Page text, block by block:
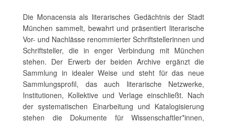
Die Monacensia als literarisches Gedächtnis der Stadt
München sammelt, bewahrt und präsentiert literarische
Vor- und Nachlässe renommierter Schriftstellerinnen und
Schriftsteller, die in enger Verbindung mit München
stehen. Der Erwerb der beiden Archive ergänzt die
Sammlung in idealer Weise und steht für das neue
Sammlungsprofil, das auch literarische Netzwerke,
Institutionen, Kollektive und Verlage einschließt. Nach
der systematischen Einarbeitung und Katalogisierung
stehen die Dokumente für Wissenschaftler*innen,